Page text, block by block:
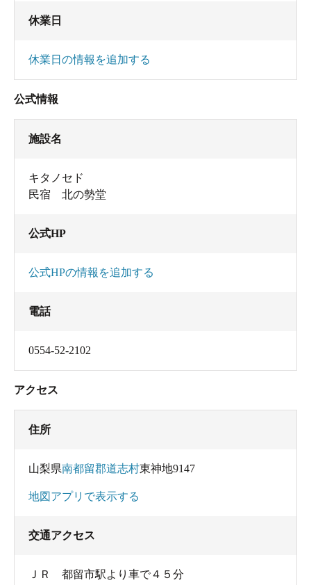
休業日
休業日の情報を追加する
公式情報
施設名
キタノセド
民宿 北の勢堂
公式HP
公式HPの情報を追加する
電話
0554-52-2102
アクセス
住所
山梨県南都留郡道志村東神地9147
地図アプリで表示する
交通アクセス
ＪＲ 都留市駅より車で４５分